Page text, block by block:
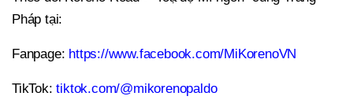
Pháp tại:
Fanpage: https://www.facebook.com/MiKorenoVN
TikTok:tiktok.com/@mikorenopaldo